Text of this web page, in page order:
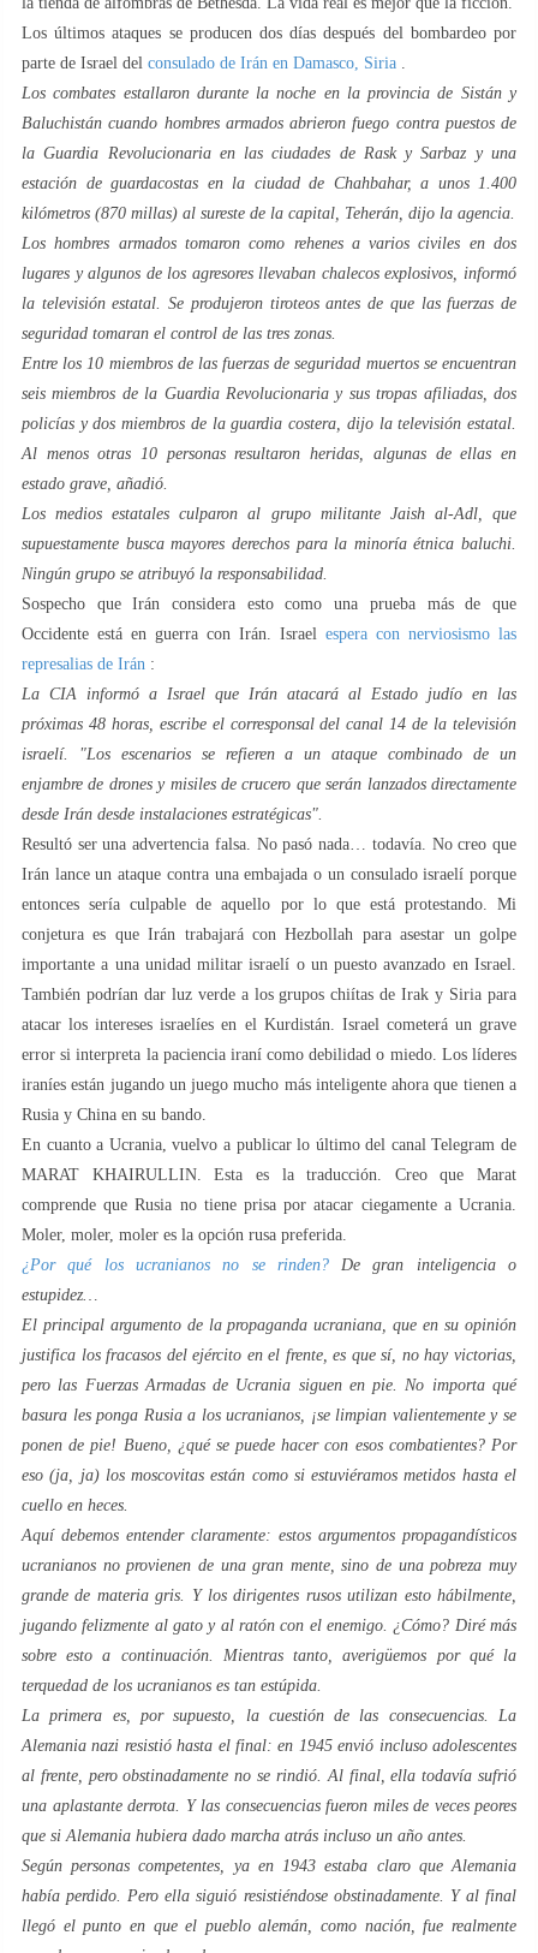
Los últimos ataques se producen dos días después del bombardeo por
parte de Israel del consulado de Irán en Damasco, Siria
Los combates estallaron durante la noche en la provincia de Sistán y
Baluchistán cuando hombres armados abrieron fuego contra puestos de
la Guardia Revolucionaria en las ciudades de Rask y Sarbaz y una
estación de guardacostas en la ciudad de Chahbahar, a unos 1.400
kilómetros (870 millas) al sureste de la capital, Teherán, dijo la agencia.
Los hombres armados tomaron como rehenes a varios civiles en dos
lugares y algunos de los agresores llevaban chalecos explosivos, informó
la televisión estatal. Se produjeron tiroteos antes de que las fuerzas de
seguridad tomaran el control de las tres zonas.
Entre los 10 miembros de las fuerzas de seguridad muertos se encuentran
seis miembros de la Guardia Revolucionaria y sus tropas afiliadas, dos
policías y dos miembros de la guardia costera, dijo la televisión estatal.
Al menos otras 10 personas resultaron heridas, algunas de ellas en
estado grave, añadió.
Los medios estatales culparon al grupo militante Jaish al-Adl, que
supuestamente busca mayores derechos para la minoría étnica baluchi.
Ningún grupo se atribuyó la responsabilidad.
Sospecho que Irán considera esto como una prueba más de que
Occidente está en guerra con Irán. Israel espera con nerviosismo las
represalias de Irán :
La CIA informó a Israel que Irán atacará al Estado judío en las
próximas 48 horas, escribe el corresponsal del canal 14 de la televisión
israelí. "Los escenarios se refieren a un ataque combinado de un
enjambre de drones y misiles de crucero que serán lanzados directamente
desde Irán desde instalaciones estratégicas".
Resultó ser una advertencia falsa. No pasó nada… todavía. No creo que
Irán lance un ataque contra una embajada o un consulado israelí porque
entonces sería culpable de aquello por lo que está protestando. Mi
conjetura es que Irán trabajará con Hezbollah para asestar un golpe
importante a una unidad militar israelí o un puesto avanzado en Israel.
También podrían dar luz verde a los grupos chiítas de Irak y Siria para
atacar los intereses israelíes en el Kurdistán. Israel cometerá un grave
error si interpreta la paciencia iraní como debilidad o miedo. Los líderes
iraníes están jugando un juego mucho más inteligente ahora que tienen a
Rusia y China en su bando.
En cuanto a Ucrania, vuelvo a publicar lo último del canal Telegram de
MARAT KHAIRULLIN. Esta es la traducción. Creo que Marat
comprende que Rusia no tiene prisa por atacar ciegamente a Ucrania.
Moler, moler, moler es la opción rusa preferida.
¿Por qué los ucranianos no se rinden?De gran inteligencia o
estupidez…
El principal argumento de la propaganda ucraniana, que en su opinión
justifica los fracasos del ejército en el frente, es que sí, no hay victorias,
pero las Fuerzas Armadas de Ucrania siguen en pie. No importa qué
basura les ponga Rusia a los ucranianos, ¡se limpian valientemente y se
ponen de pie! Bueno, ¿qué se puede hacer con esos combatientes? Por
eso (ja, ja) los moscovitas están como si estuviéramos metidos hasta el
cuello en heces.
Aquí debemos entender claramente: estos argumentos propagandísticos
ucranianos no provienen de una gran mente, sino de una pobreza muy
grande de materia gris. Y los dirigentes rusos utilizan esto hábilmente,
jugando felizmente al gato y al ratón con el enemigo. ¿Cómo? Diré más
sobre esto a continuación. Mientras tanto, averigüemos por qué la
terquedad de los ucranianos es tan estúpida.
La primera es, por supuesto, la cuestión de las consecuencias. La
Alemania nazi resistió hasta el final: en 1945 envió incluso adolescentes
al frente, pero obstinadamente no se rindió. Al final, ella todavía sufrió
una aplastante derrota. Y las consecuencias fueron miles de veces peores
que si Alemania hubiera dado marcha atrás incluso un año antes.
Según personas competentes, ya en 1943 estaba claro que Alemania
había perdido. Pero ella siguió resistiéndose obstinadamente. Y al final
llegó el punto en que el pueblo alemán, como nación, fue realmente